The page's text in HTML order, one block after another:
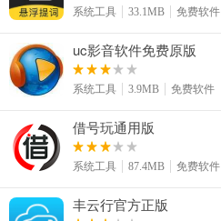
系统工具 33.1MB 免费软件
uc影音软件免费原版
系统工具 3.9MB 免费软件
借号玩通用版
系统工具 87.4MB 免费软件
丰云行官方正版